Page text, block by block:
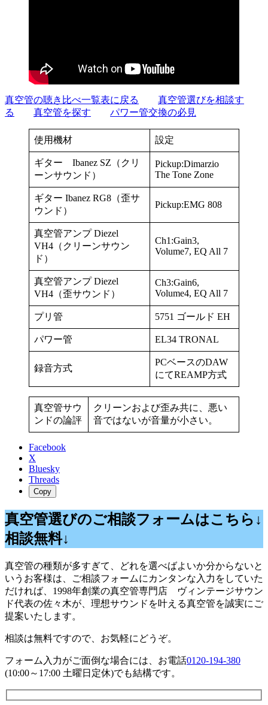
真空管の聴き比べ一覧表に戻る
真空管選びを相談す
る
真空管を探す パワー管交換の必見
使用機材 設定
ギター Ibanez SZ（クリ
ーンサウンド）
Pickup:Dimarzio
The Tone Zone
ギター Ibanez RG8（歪サ
ウンド）
Pickup:EMG 808
真空管アンプ Diezel
VH4（クリーンサウン
ド）
Ch1:Gain3,
Volume7, EQ All 7
真空管アンプ Diezel
VH4（歪サウンド）
Ch3:Gain6,
Volume4, EQ All 7
プリ管 5751 ゴールド EH
パワー管 EL34 TRONAL
録音方式
PCベースのDAW
にてREAMP方式
真空管サウ
ンドの論評
クリーンおよび歪み共に、悪い
音ではないが音量が小さい。
Facebook
X
Bluesky
Threads
Copy
真空管選びのご相談フォームはこちら↓
相談無料↓
真空管の種類が多すぎて、どれを選べばよいか分からないと
いうお客様は、ご相談フォームにカンタンな入力をしていた
だければ、1998年創業の真空管専門店 ヴィンテージサウン
ド代表の佐々木が、理想サウンドを叶える真空管を誠実にご
提案いたします。
相談は無料ですので、お気軽にどうぞ。
フォーム入力がご面倒な場合には、お電話0120-194-380
(10:00～17:00 土曜日定休)でも結構です。